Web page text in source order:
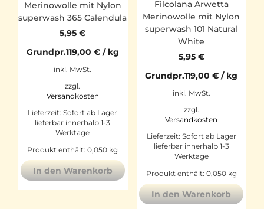
Merinowolle mit Nylon
superwash 365 Calendula
5,95€
Grundpr.119,00 €/ kg
inkl. MwSt.
zzgl.
Versandkosten
Lieferzeit:Sofort ab Lager
lieferbar innerhalb 1-3
Werktage
Produkt enthält: 0,050 kg
In den Warenkorb
Filcolana Arwetta
Merinowolle mit Nylon
superwash 101 Natural
White
5,95 €
Grundpr.119,00€ / kg
inkl. MwSt.
zzgl.
Versandkosten
Lieferzeit: Sofort ab Lager
lieferbar innerhalb 1-3
Werktage
Produkt enthält: 0,050 kg
In den Warenkorb